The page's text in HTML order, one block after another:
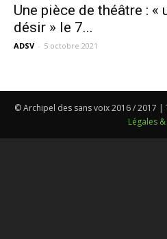
Une pièce de théâtre :
désir » le 7...
ADSV - 5 octobre 2021
© Archipel des sans voix 2016 / 2017
Légales &